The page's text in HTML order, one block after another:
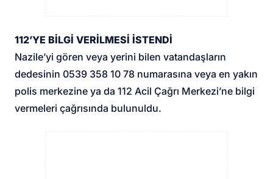
112’YE BİLGİ VERİLMESİ İSTENDİ
Nazile’yi gören veya yerini bilen vatandaşların
dedesinin 0539 358 10 78 numarasına veya en yakın
polis merkezine ya da 112 Acil Çağrı Merkezi’ne bilgi
vermeleri çağrısında bulunuldu.